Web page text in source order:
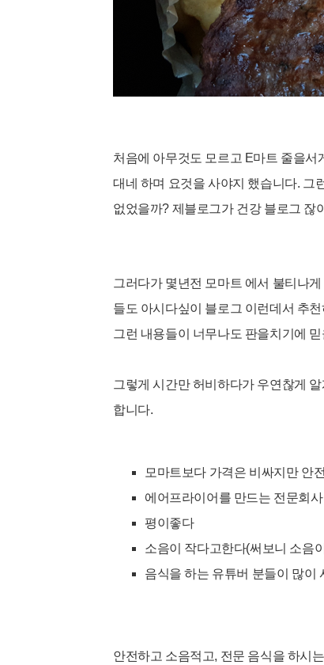
처음에 아무것도 모르고 E마트 줄을서
대네 하며 요것을 사야지 했습니다. 그
없었을까? 제블로그가 건강 블로그 잖
그러다가 몇년전 모마트 에서 불티나
들도 아시다싶이 블로그 이런데서 추
그런 내용들이 너무나도 판을치기에
그렇게 시간만 허비하다가 우연찮게
합니다.
모마트보다 가격은 비싸지만 안
에어프라이어를 만드는 전문회
평이좋다
소음이 작다고한다(써보니 소음
음식을 하는 유튜버 분들이 많이
안전하고 소음적고, 전문 음식을 하시